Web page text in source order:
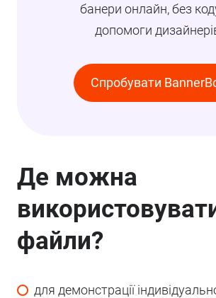
банери онлайн, без
допомоги
Спробувати
Де можна
файли?
для демонстрації